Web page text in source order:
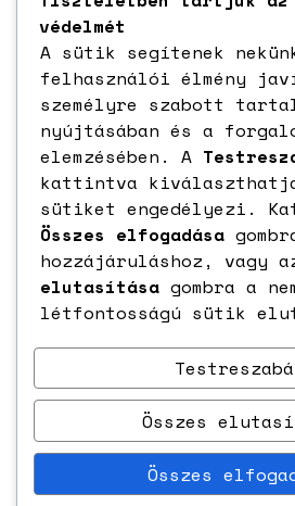
KODAK Digital Still
védelmét
A sütik segítenek
felhasználói élmény
személyre szabott
nyújtásában és a
elemzésében. A
kattintva
sütiket engedélyezi.
Összes elfogadása
hozzájáruláshoz, vagy
elutasítása gombra a
létfontosságú sütik
Összes
Összes